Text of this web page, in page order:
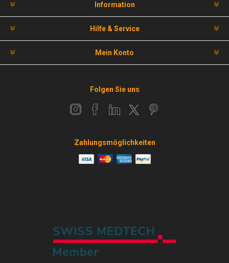
Information
Hilfe & Service
Mein Konto
Folgen Sie uns
Zahlungsmöglichkeiten